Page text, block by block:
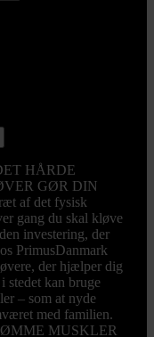
HÅRDE
GØR DIN
af det fysisk
gang du skal kløve
investering, der
PrimusDanmark
der hjælper dig
stedet kan bruge
– som at nyde
med familien.
MUSKLER